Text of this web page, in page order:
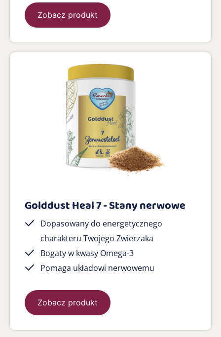
Zobacz produkt
Golddust Heal 7 - Stany nerwowe
Dopasowany do energetycznego
charakteru Twojego Zwierzaka
Bogaty w kwasy Omega-3
Pomaga układowi nerwowemu
Zobacz produkt